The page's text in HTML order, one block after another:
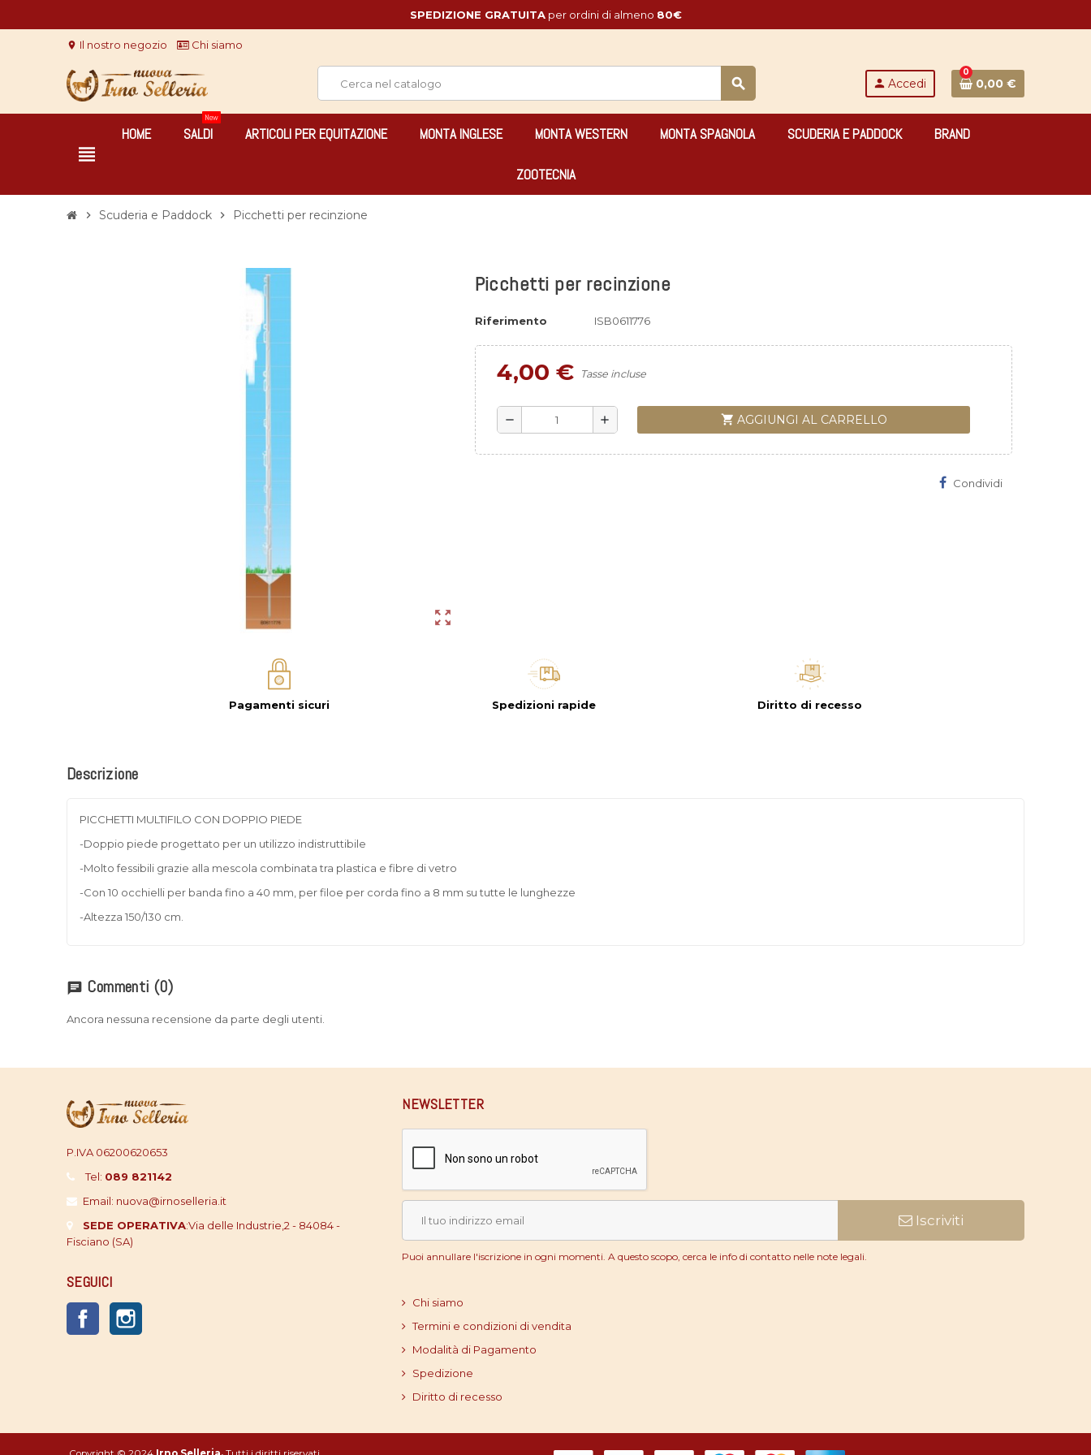
SPEDIZIONE GRATUITAper ordini di almeno 80€
location_on Il nostro negozio Chi siamo
search person Accedi
0
0,00 €
view_headline
HOME SALDI
New
ARTICOLI PER EQUITAZIONE MONTA INGLESE MONTA WESTERN MONTA SPAGNOLA SCUDERIA E PADDOCK BRAND
ZOOTECNIA
chevron_right Scuderia e Paddock chevron_right Picchetti per recinzione
zoom_out_map
Picchetti per recinzione
Riferimento ISB0611776
4,00 € Tasse incluse
remove add shopping_cart AGGIUNGI AL CARRELLO
Condividi
Pagamenti sicuri Spedizioni rapide Diritto di recesso
Descrizione
PICCHETTI MULTIFILO CON DOPPIO PIEDE
-Doppio piede progettato per un utilizzo indistruttibile
-Molto fessibili grazie alla mescola combinata tra plastica e fibre di vetro
-Con 10 occhielli per banda fino a 40 mm, per filoe per corda fino a 8 mm su tutte le lunghezze
-Altezza 150/130 cm.
chat Commenti (0)
Ancora nessuna recensione da parte degli utenti.
P.IVA 06200620653
Tel: 089 821142
Email: nuova@irnoselleria.it
SEDE OPERATIVA:Via delle Industrie,2 - 84084 -
Fisciano (SA)
SEGUICI
Facebook
NEWSLETTER
Iscriviti
Puoi annullare l'iscrizione in ogni momenti. A questo scopo, cerca le info di contatto nelle note legali.
Chi siamo
Termini e condizioni di vendita
Modalità di Pagamento
Spedizione
Diritto di recesso